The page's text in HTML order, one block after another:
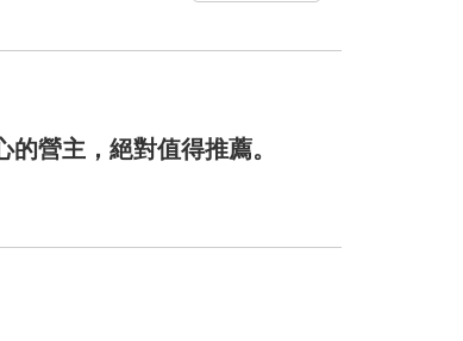
營主，絕對值得推薦。